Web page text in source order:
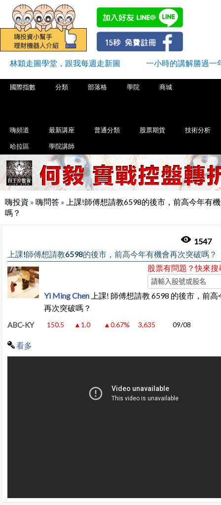
林穎走圖學堂，跟我每週走新圖 一小時的講解勝過一
國際指數 分類 部落格 學院 商城
嗨頻道 最新講座 普通分類 股票期貨 技術分析
哈拉區 學院講師
嗨投資 » 嗨問答 » 上課!師傅想請教6598的後市，前高今年有
嗎？
1547
上課!師傅想請教6598的後市，前高今年有機會再次突破嗎？
股票有問題？快來搜
Yi Ming Chen 上課! 師傅想請教 6598 的後市，前
再次突破嗎？
ABC-KY 150.5 ▲1.0 ▲0.67% 3,635 09/08
看多